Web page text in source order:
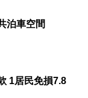
泊車空間
1居民免損7.8